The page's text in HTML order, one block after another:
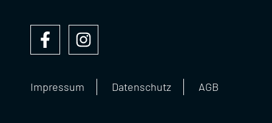
Impressum Datenschutz AGB